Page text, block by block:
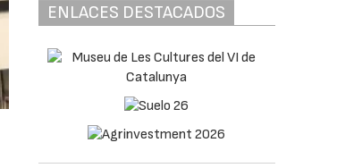
ENLACES DESTACADOS